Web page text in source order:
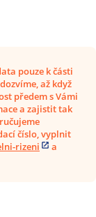
pouze k části
až když
předem s Vámi
a zajistit tak
číslo, vyplnit
rizeni
a